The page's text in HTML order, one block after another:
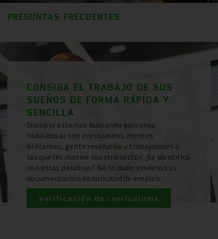
PREGUNTAS FRECUENTES
CONSIGA EL TRABAJO DE SUS
SUEÑOS DE FORMA RÁPIDA Y
SENCILLA
Siempre estamos buscando personas
habilidosas con entusiasmo, mentes
brillantes, gente resolutiva y trabajadores a
los que les motive nuestro sector. ¿Se identifica
con estas palabras? No lo dude: envíenos su
documentación de solicitud de empleo.
Verificación de currículums